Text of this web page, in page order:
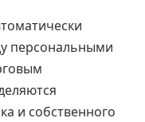
персональными
и собственного